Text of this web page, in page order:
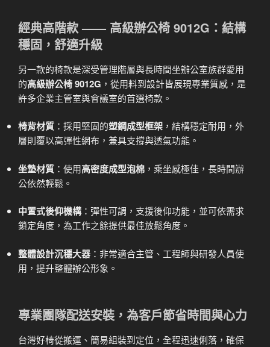
經典高階款 —— 高級辦公椅 9012G：結構
穩固，舒適升級
另一款的椅款是深受管理階層與長時間坐辦公室族群愛用
的高級辦公椅 9012G ，從用料到設計皆展現專業質感，是
許多企業主管室與會議室的首選椅款。
椅背材質 ：採用堅固的塑鋼成型框架 ，結構穩定耐用，外
層則覆以高彈性網布，兼具支撐與透氣功能。
坐墊材質 ：使用高密度成型泡棉 ，乘坐感極佳，長時間辦
公依然輕鬆。
中置式後仰機構：彈性可調，支援後仰功能，並可依需求
鎖定角度，為工作之餘提供最佳放鬆角度。
整體設計沉穩大器 ：非常適合主管、工程師與研發人員使
用，提升整體辦公形象。
專業團隊配送安裝，為客戶節省時間與心力
台灣好椅從搬運、簡易組裝到定位，全程迅速俐落，確保